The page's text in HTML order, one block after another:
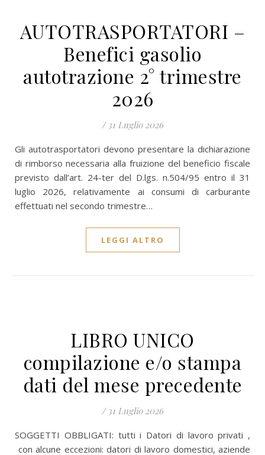
AUTOTRASPORTATORI –
Benefici gasolio
autotrazione 2° trimestre
2026
/ 31 Luglio 2026
Gli autotrasportatori devono presentare la dichiarazione
di rimborso necessaria alla fruizione del beneficio fiscale
previsto dall’art. 24-ter del D.lgs. n.504/95 entro il 31
luglio 2026, relativamente ai consumi di carburante
effettuati nel secondo trimestre…
LEGGI ALTRO
LIBRO UNICO
compilazione e/o stampa
dati del mese precedente
/ 31 Luglio 2026
SOGGETTI OBBLIGATI: tutti i Datori di lavoro privati ,
con alcune eccezioni: datori di lavoro domestici, aziende